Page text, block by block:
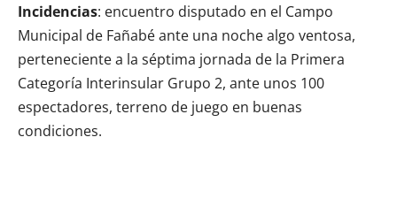
Incidencias: encuentro disputado en el Campo
Municipal de Fañabé ante una noche algo ventosa,
perteneciente a la séptima jornada de la Primera
Categoría Interinsular Grupo 2, ante unos 100
espectadores, terreno de juego en buenas
condiciones.